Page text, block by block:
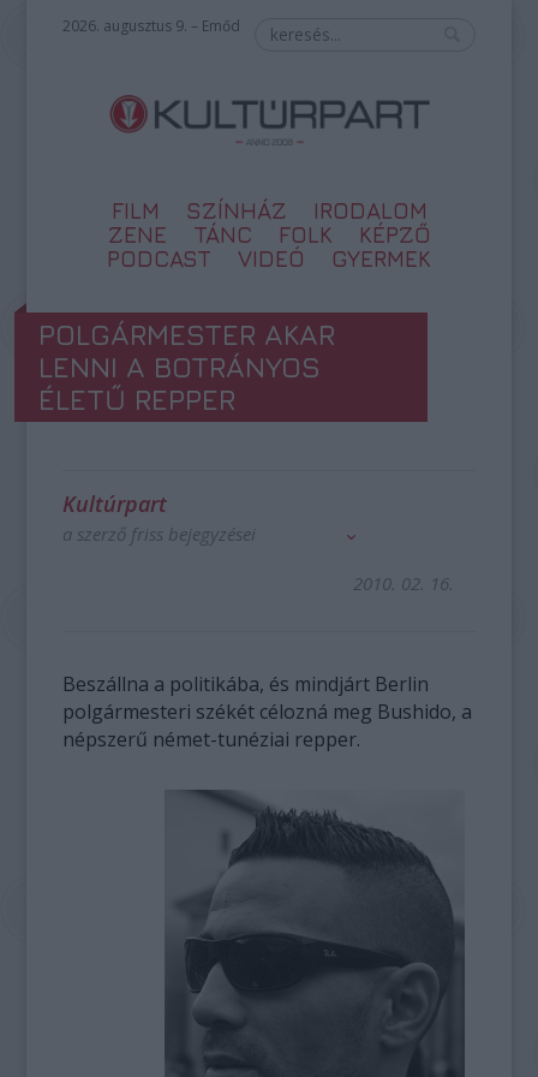
2026. augusztus 9. – Emőd
FILM SZÍNHÁZ
IRODALOM
ZENE
TÁNC FOLK
KÉPZŐ
PODCAST
VIDEÓ GYERMEK
POLGÁRMESTER AKAR
LENNI A BOTRÁNYOS
ÉLETŰ REPPER
Kultúrpart
a szerző friss bejegyzései
2010. 02. 16.
Beszállna a politikába, és mindjárt Berlin
polgármesteri székét célozná meg Bushido, a
népszerű német-tunéziai repper.